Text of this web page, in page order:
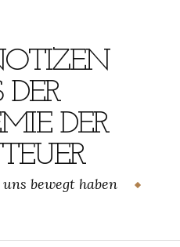
DER
DER
bewegt haben